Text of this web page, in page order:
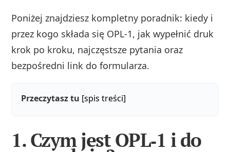
Poniżej znajdziesz kompletny poradnik: kiedy i
przez kogo składa się OPL‑1, jak wypełnić druk
krok po kroku, najczęstsze pytania oraz
bezpośredni link do formularza.
Przeczytasz tu [spis treści]
1. Czym jest OPL‑1 i do